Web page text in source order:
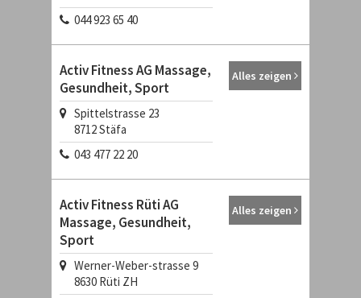
044 923 65 40
Activ Fitness AG Massage,
Gesundheit, Sport
Spittelstrasse 23
8712Stäfa
043 477 22 20
Alles zeigen
Activ Fitness Rüti AG
Massage, Gesundheit,
Sport
Werner-Weber-strasse 9
8630 Rüti ZH
Alles zeigen